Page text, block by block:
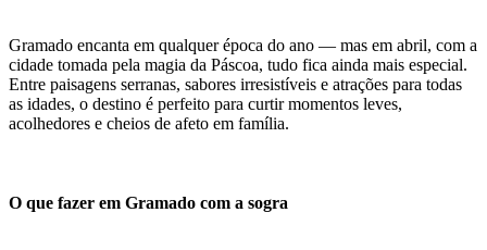
Gramado encanta em qualquer época do ano — mas em abril, com a
cidade tomada pela magia da Páscoa, tudo fica ainda mais especial.
Entre paisagens serranas, sabores irresistíveis e atrações para todas
as idades, o destino é perfeito para curtir momentos leves,
acolhedores e cheios de afeto em família.
O que fazer em Gramado com a sogra